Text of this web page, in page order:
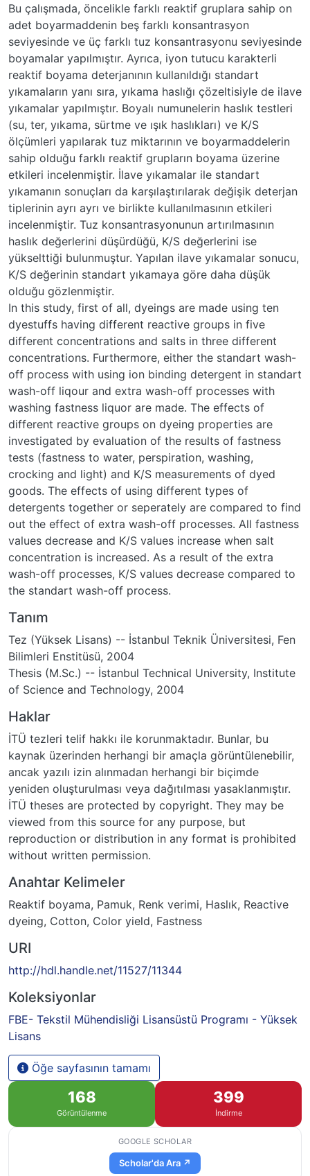
Bu çalışmada, öncelikle farklı reaktif gruplara sahip on
adet boyarmaddenin beş farklı konsantrasyon
seviyesinde ve üç farklı tuz konsantrasyonu seviyesinde
boyamalar yapılmıştır. Ayrıca, iyon tutucu karakterli
reaktif boyama deterjanının kullanıldığı standart
yıkamaların yanı sıra, yıkama haslığı çözeltisiyle de ilave
yıkamalar yapılmıştır. Boyalı numunelerin haslık testleri
(su, ter, yıkama, sürtme ve ışık haslıkları) ve K/S
ölçümleri yapılarak tuz miktarının ve boyarmaddelerin
sahip olduğu farklı reaktif grupların boyama üzerine
etkileri incelenmiştir. İlave yıkamalar ile standart
yıkamanın sonuçları da karşılaştırılarak değişik deterjan
tiplerinin ayrı ayrı ve birlikte kullanılmasının etkileri
incelenmiştir. Tuz konsantrasyonunun artırılmasının
haslık değerlerini düşürdüğü, K/S değerlerini ise
yükselttiği bulunmuştur. Yapılan ilave yıkamalar sonucu,
K/S değerinin standart yıkamaya göre daha düşük
olduğu gözlenmiştir.
In this study, first of all, dyeings are made using ten
dyestuffs having different reactive groups in five
different concentrations and salts in three different
concentrations. Furthermore, either the standart wash-
off process with using ion binding detergent in standart
wash-off liqour and extra wash-off processes with
washing fastness liquor are made. The effects of
different reactive groups on dyeing properties are
investigated by evaluation of the results of fastness
tests (fastness to water, perspiration, washing,
crocking and light) and K/S measurements of dyed
goods. The effects of using different types of
detergents together or seperately are compared to find
out the effect of extra wash-off processes. All fastness
values decrease and K/S values increase when salt
concentration is increased. As a result of the extra
wash-off processes, K/S values decrease compared to
the standart wash-off process.
Tanım
Tez (Yüksek Lisans) -- İstanbul Teknik Üniversitesi, Fen
Bilimleri Enstitüsü, 2004
Thesis (M.Sc.) -- İstanbul Technical University, Institute
of Science and Technology, 2004
Haklar
İTÜ tezleri telif hakkı ile korunmaktadır. Bunlar, bu
kaynak üzerinden herhangi bir amaçla görüntülenebilir,
ancak yazılı izin alınmadan herhangi bir biçimde
yeniden oluşturulması veya dağıtılması yasaklanmıştır.
İTÜ theses are protected by copyright. They may be
viewed from this source for any purpose, but
reproduction or distribution in any format is prohibited
without written permission.
Anahtar Kelimeler
Reaktif boyama, Pamuk, Renk verimi, Haslık, Reactive
dyeing, Cotton, Color yield, Fastness
URI
http://hdl.handle.net/11527/11344
Koleksiyonlar
FBE- Tekstil Mühendisliği Lisansüstü Programı - Yüksek
Lisans
Öğe sayfasının tamamı
168
Görüntülenme
399
İndirme
GOOGLE SCHOLAR
Scholar'da Ara ↗